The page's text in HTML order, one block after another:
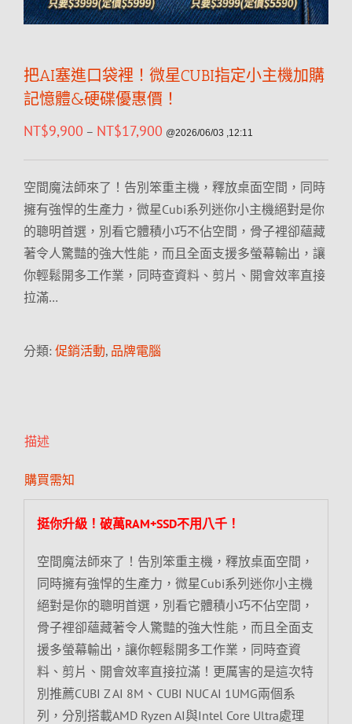
把AI塞進口袋裡！微星CUBI指定小主機加購
記憶體&硬碟優惠價！
NT$9,900 – NT$17,900 @2026/06/03 ,12:11
空間魔法師來了！告別笨重主機，釋放桌面空間，同時
擁有強悍的生產力，微星Cubi系列迷你小主機絕對是你
的聰明首選，別看它體積小巧不佔空間，骨子裡卻蘊藏
著令人驚豔的強大性能，而且全面支援多螢幕輸出，讓
你輕鬆開多工作業，同時查資料、剪片、開會效率直接
拉滿…
分類: 促銷活動, 品牌電腦
描述
購買需知
挺你升級！破萬RAM+SSD不用八千！
空間魔法師來了！告別笨重主機，釋放桌面空間，
同時擁有強悍的生產力，微星Cubi系列迷你小主機
絕對是你的聰明首選，別看它體積小巧不佔空間，
骨子裡卻蘊藏著令人驚豔的強大性能，而且全面支
援多螢幕輸出，讓你輕鬆開多工作業，同時查資
料、剪片、開會效率直接拉滿！更厲害的是這次特
別推薦CUBI Z AI 8M、CUBI NUC AI 1UMG兩個系
列，分別搭載AMD Ryzen AI與Intel Core Ultra處理